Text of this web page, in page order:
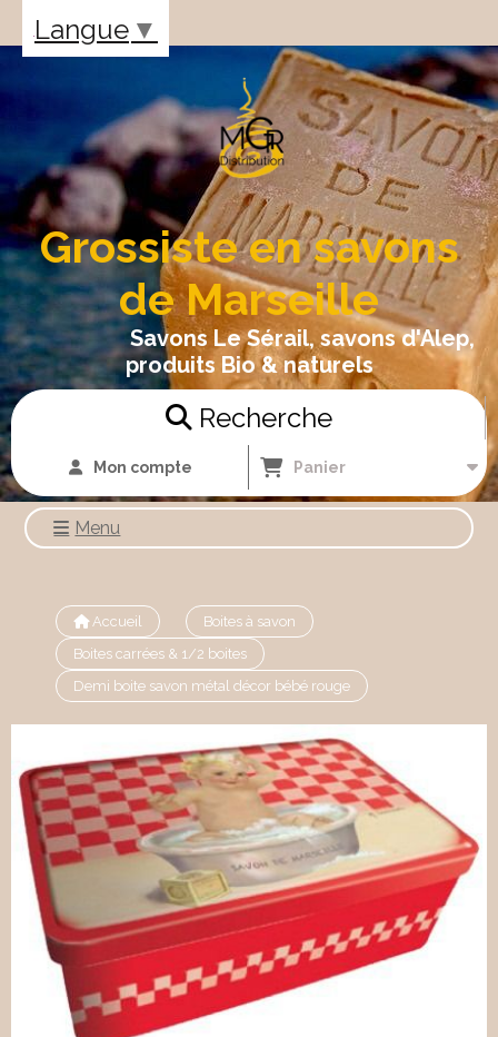
Grossiste en savons
de Marseille
Savons Le Sérail, savons d'Alep,
produits Bio & naturels
Recherche
Mon compte Panier
Menu
Accueil
Boites à savon
Boites carrées & 1/2 boites
Demi boite savon métal décor bébé rouge
Langue ▼